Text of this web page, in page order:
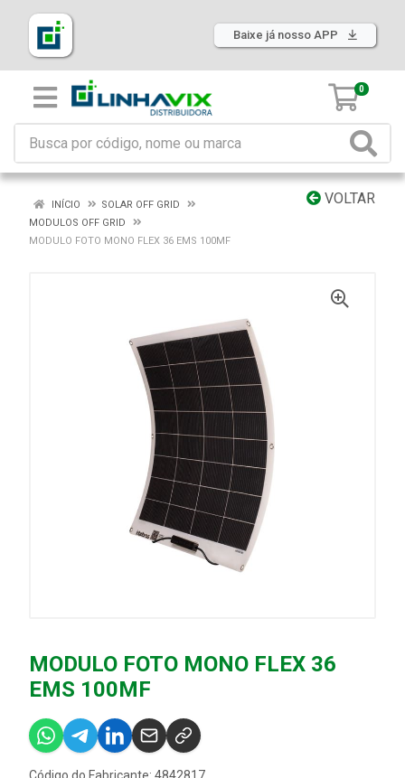
Baixe já nosso APP
0
VOLTAR
INÍCIO
SOLAR OFF GRID
MODULOS OFF GRID
MODULO FOTO MONO FLEX 36 EMS 100MF
MODULO FOTO MONO FLEX 36
EMS 100MF